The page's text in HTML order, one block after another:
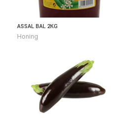
ASSAL BAL 2KG
Honing